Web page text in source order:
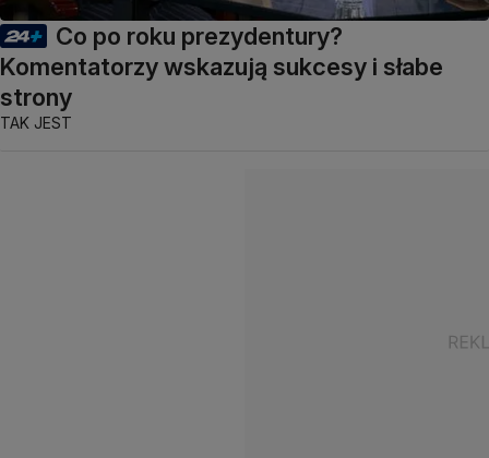
Co po roku prezydentury?
Komentatorzy wskazują sukcesy i słabe
strony
TAK JEST